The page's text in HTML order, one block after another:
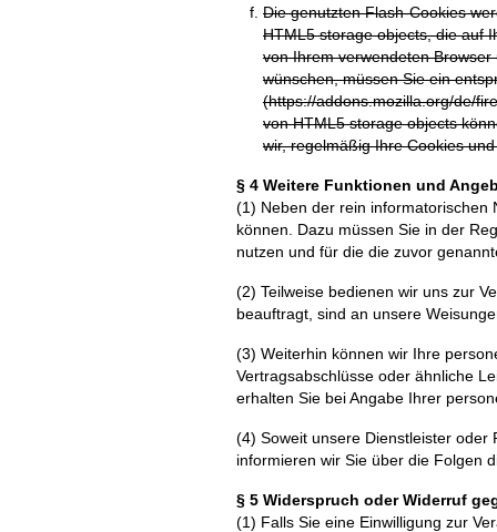
Die genutzten Flash-Cookies
HTML5 storage objects, die auf
von Ihrem verwendeten
wünschen, müssen Sie ein
(https://addons.mozilla.org/de/
von HTML5 storage objects
wir, regelmäßig Ihre Cookies
§ 4 Weitere Funktionen und
(1) Neben der rein informatorischen
können. Dazu müssen Sie in der
nutzen und für die die zuvor
(2) Teilweise bedienen wir uns zur
beauftragt, sind an unsere
(3) Weiterhin können wir Ihre
Vertragsabschlüsse oder ähnliche
erhalten Sie bei Angabe Ihrer
(4) Soweit unsere Dienstleister oder
informieren wir Sie über die Folgen
§ 5 Widerspruch oder Widerruf
(1) Falls Sie eine Einwilligung zur